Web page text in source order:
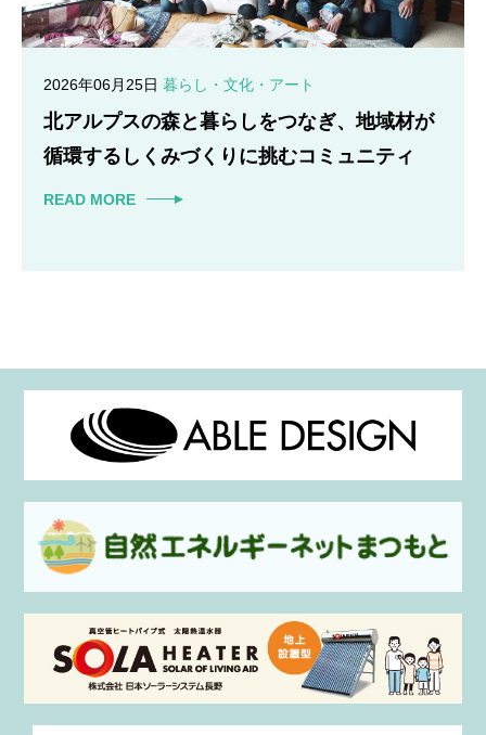
2026年06月25日 暮らし・文化・アート
北アルプスの森と暮らしをつなぎ、地域材が
循環するしくみづくりに挑むコミュニティ
READ MORE